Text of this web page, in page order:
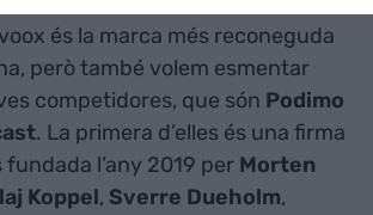
és la marca més reconeguda
però també volem esmentar
competidores, que són Podimo
. La primera d’elles és una firma
fundada l’any 2019 per Morten
Koppel, Sverre Dueholm,